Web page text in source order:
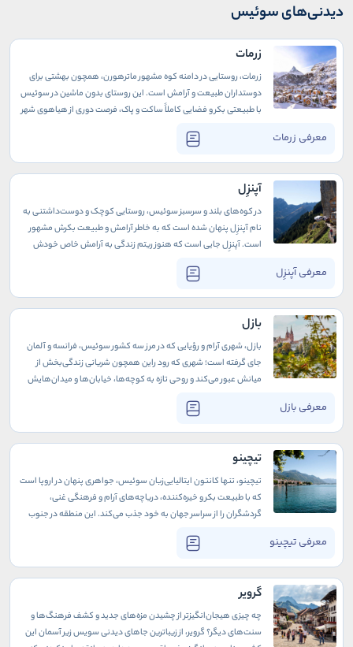
دیدنی‌های سوئیس
زرمات
معرفی زرمات
زرمات، روستایی در دامنه‌ کوه مشهور ماترهورن، همچون بهشتی برای
دوستداران طبیعت و آرامش است. این روستای بدون ماشین در سوئیس
با طبیعتی بکر و فضایی کاملاً ساکت و پاک، فرصت دوری از هیاهوی شهر
نقلیه برقی، کالسکه‌ها، و دوچرخه‌ها تنها راه جابه‌جایی در این روستا
هستند و همین ویژگی، محیطی خالص و عاری از آلودگی برای ساکنان و
گردشگران تور سوییس فراهم کرده است.
آپنزِل
معرفی آپنزِل
در کوه‌های بلند و سرسبز سوئیس، روستایی کوچک و دوست‌داشتنی به
نام آپنزِل پنهان شده است که به خاطر آرامش و طبیعت بکرش مشهور
است. آپنزِل جایی است که هنوز ریتم زندگی به آرامش خاص خودش
شیوه‌ای ساده و اصیل زندگی می‌کنند. این روستا، با معماری چوبی و
خیابان‌های سنگفرش‌شده‌اش، همچنان ارزش‌های قدیمی را گرامی
داشته و فرهنگ و سنت‌های سوئیسی را به زیبایی حفظ کرده است. اینجا
هنوز هم مقصدی برای تور سوییس است.
بازل
معرفی بازل
بازل، شهری آرام و رؤیایی که در مرز سه کشور سوئیس، فرانسه و آلمان
جای گرفته است؛ شهری که رود راین همچون شریانی زندگی‌بخش از
میانش عبور می‌کند و روحی تازه به کوچه‌ها، خیابان‌ها و میدان‌هایش
در جایی خاص و مملو از رمز و راز قدم گذاشته‌اید. سومین شهر بزرگ
سوئیس مقصدی هنر و فرهنگی است که در هر گوشه‌اش جواهری
تاریخی یا هنری را خواهید یافت.
تیچینو
معرفی تیچینو
تیچینو، تنها کانتون ایتالیایی‌زبان سوئیس، جواهری پنهان در اروپا است
که با طبیعت بکر و خیره‌کننده، دریاچه‌های آرام و فرهنگی غنی،
گردشگران را از سراسر جهان به خود جذب می‌کند. این منطقه در جنوب
آب‌های زلال دریاچه‌ها، مناظری شگفت‌انگیز خلق کرده‌اند. تیچینو، با
روحی که از ایتالیا وام گرفته و با طبیعت سوئیس درآمیخته، مقصدی
بی‌همتا برای عاشقان سفر و ماجراجویی است.
گرویر
چه چیزی هیجان‌انگیزتر از چشیدن مزه‌های جدید و کشف فرهنگ‌ها و
سنت‌های دیگر؟ گرویر، از زیباترین جاهای دیدنی سویس زیر آسمان این